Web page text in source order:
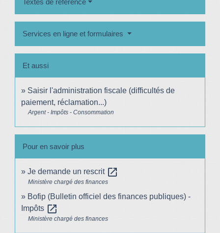
Textes de référence
Services en ligne et formulaires
Et aussi
Saisir l'administration fiscale (difficultés de
paiement, réclamation...)
Argent - Impôts - Consommation
Pour en savoir plus
Je demande un rescrit open_in_new
Ministère chargé des finances
Bofip (Bulletin officiel des finances publiques) -
Impôts open_in_new
Ministère chargé des finances